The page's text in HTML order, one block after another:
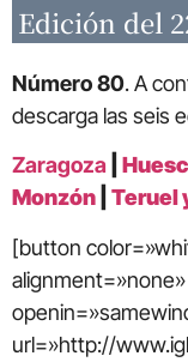
Edición del
Número 80. A
descarga las seis
Zaragoza
Monzón
Teruel
[button
url=»http://